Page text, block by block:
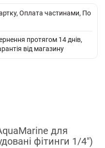
Оплата частинами, По
протягом 14 днів,
від магазину
для
фітинги 1/4")